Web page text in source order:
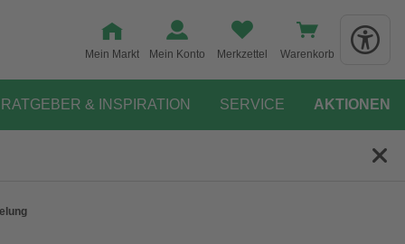
Mein Markt Mein Konto Merkzettel Warenkorb
RATGEBER & INSPIRATION SERVICE AKTIONEN